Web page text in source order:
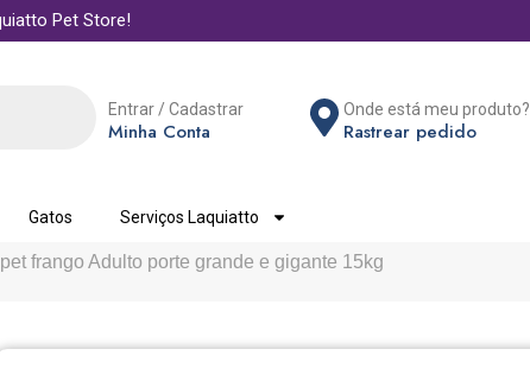
Pet Store!
Entrar / Cadastrar
Minha Conta
Onde está meu produto?
Rastrear pedido
Gatos Serviços Laquiatto
frango Adulto porte grande e gigante 15kg